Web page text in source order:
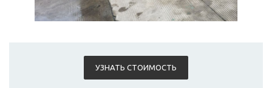
УЗНАТЬ СТОИМОСТЬ